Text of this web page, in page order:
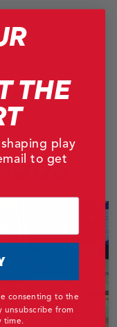
THE
play
to get
consenting to the
unsubscribe from
time.